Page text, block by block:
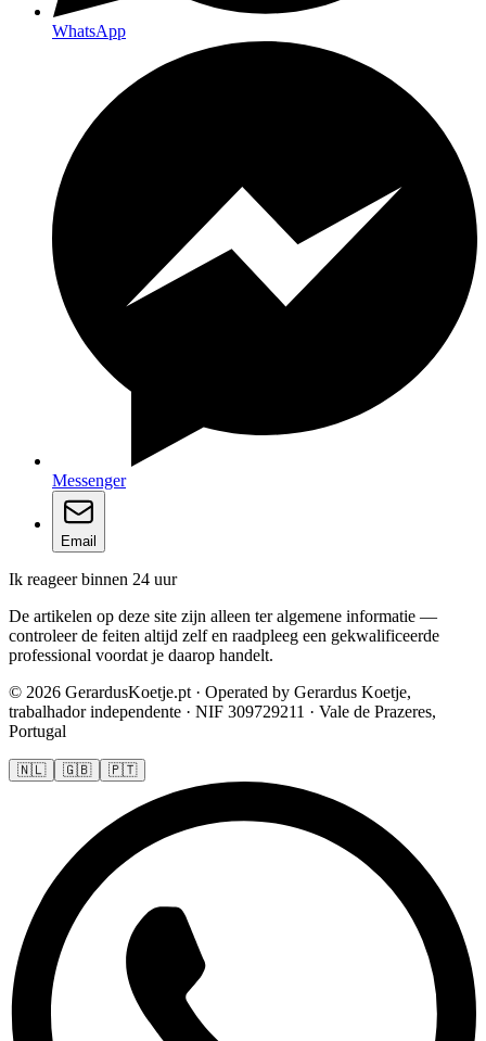
WhatsApp
Messenger
Email
Ik reageer binnen 24 uur
De artikelen op deze site zijn alleen ter algemene informatie —
controleer de feiten altijd zelf en raadpleeg een gekwalificeerde
professional voordat je daarop handelt.
© 2026 GerardusKoetje.pt · Operated by Gerardus Koetje,
trabalhador independente · NIF 309729211 · Vale de Prazeres,
Portugal
🇳🇱 🇬🇧 🇵🇹